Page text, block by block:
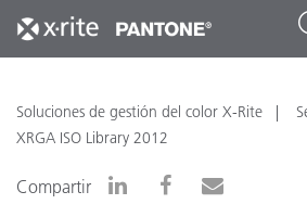
Soluciones de gestión del color X-Rite
XRGA ISO Library 2012
Compartir